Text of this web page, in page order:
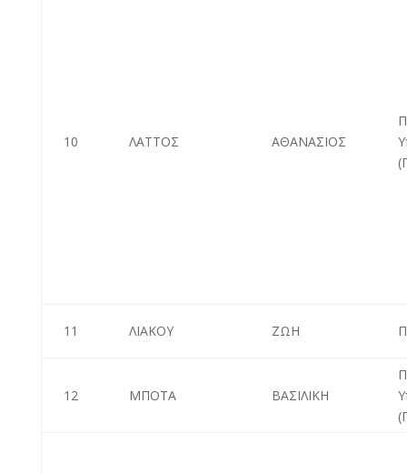
10 ΛΑΤΤΟΣ ΑΘΑΝΑΣΙΟΣ
11 ΛΙΑΚΟΥ ΖΩΗ
12 ΜΠΟΤΑ ΒΑΣΙΛΙΚΗ